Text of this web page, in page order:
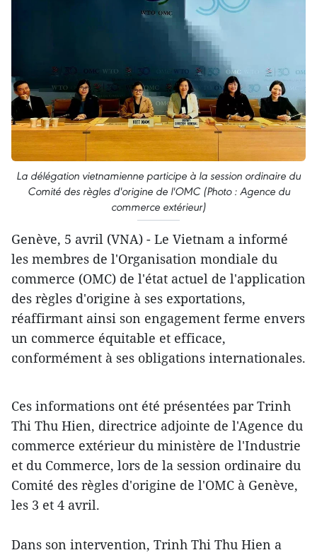
La délégation vietnamienne participe à la session ordinaire du
Comité des règles d'origine de l'OMC (Photo : Agence du
commerce extérieur)
Genève, 5 avril (VNA) - Le Vietnam a informé
les membres de l'Organisation mondiale du
commerce (OMC) de l'état actuel de l'application
des règles d'origine à ses exportations,
réaffirmant ainsi son engagement ferme envers
un commerce équitable et efficace,
conformément à ses obligations internationales.
Ces informations ont été présentées par Trinh
Thi Thu Hien, directrice adjointe de l'Agence du
commerce extérieur du ministère de l'Industrie
et du Commerce, lors de la session ordinaire du
Comité des règles d'origine de l'OMC à Genève,
les 3 et 4 avril.
Dans son intervention, Trinh Thi Thu Hien a